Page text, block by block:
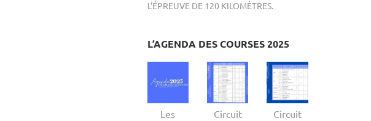
L’ÉPREUVE DE 120 KILOMÈTRES.
L’AGENDA DES COURSES 2025
Les
Circuit
Circuit